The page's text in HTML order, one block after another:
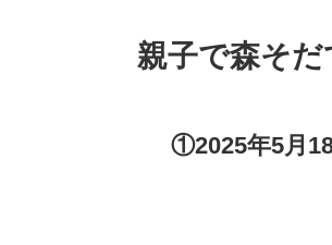
親子で森そ
①2025年5月